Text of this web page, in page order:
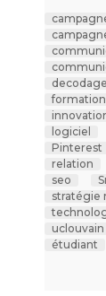
formation
logiciel
Pinterest
relation
seo
stratégie
uclouvain
étudiant